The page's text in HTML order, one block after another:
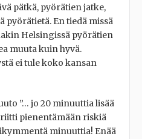
pätkä, pyörätien jatke,
pyörätietä. En tiedä missä
Helsingissä pyörätien
muuta kuin hyvä.
ei tule koko kansan
”… jo 20 minuuttia lisää
riitti pienentämään riskiä
minuuttia! Enää